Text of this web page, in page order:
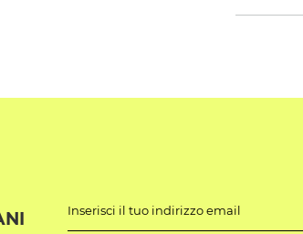
Inserisci il tuo indirizzo email